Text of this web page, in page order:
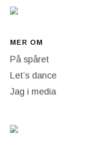
MER OM
På spåret
Let’s dance
Jag i media